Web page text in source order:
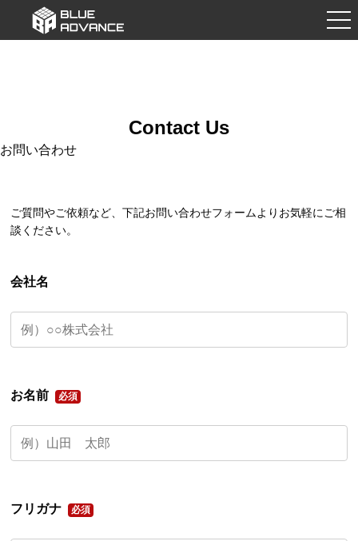
Contact Us
お問い合わせ
ご質問やご依頼など、下記お問い合わせフォームよりお気軽にご相
談ください。
会社名
お名前
フリガナ